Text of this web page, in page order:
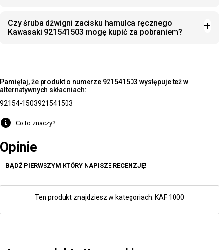
Czy śruba dźwigni zacisku hamulca ręcznego
Kawasaki 921541503 mogę kupić za pobraniem?
Pamiętaj, że produkt o numerze 921541503 występuje też w
alternatywnych składniach:
92154-1503921541503
Co to znaczy?
Opinie
BĄDŹ PIERWSZYM KTÓRY NAPISZE RECENZJĘ!
Ten produkt znajdziesz w kategoriach: KAF 1000